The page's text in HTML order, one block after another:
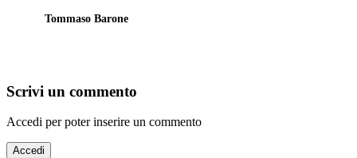
Tommaso Barone
Scrivi un commento
Accedi per poter inserire un commento
Accedi